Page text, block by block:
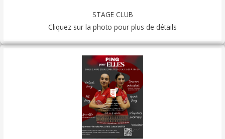
STAGE CLUB
Cliquez sur la photo pour plus de détails